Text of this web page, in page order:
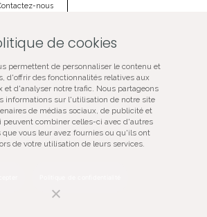
nous
VOZ‘Galerie
VOZ‘Image
Mentions légales
Plan du site
spécialisée dans la photographie
de cookies
permettent de personnaliser le contenu et
d'offrir des fonctionnalités relatives aux
et d'analyser notre trafic. Nous partageons
informations sur l'utilisation de notre site
de médias sociaux, de publicité et
peuvent combiner celles-ci avec d'autres
vous leur avez fournies ou qu'ils ont
de votre utilisation de leurs services.